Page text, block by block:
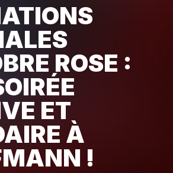
ROSE :
ET
À
!